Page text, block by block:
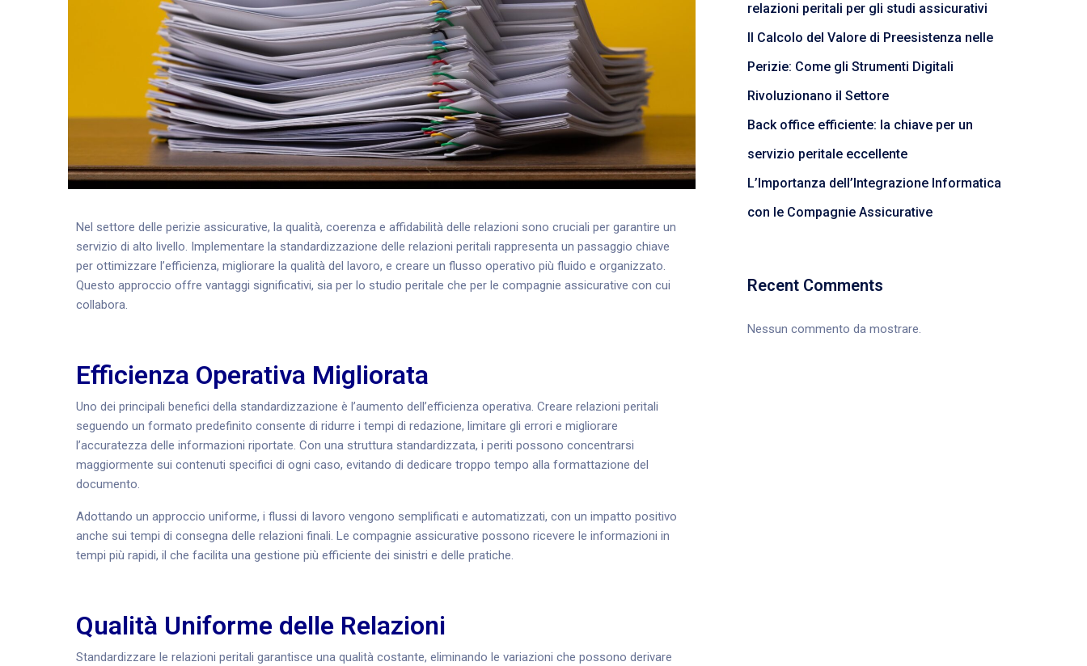
Nel settore delle perizie assicurative, la qualità, coerenza e affidabilità delle relazioni sono cruciali per garantire un
servizio di alto livello. Implementare la standardizzazione delle relazioni peritali rappresenta un passaggio chiave
per ottimizzare l’efficienza, migliorare la qualità del lavoro, e creare un flusso operativo più fluido e organizzato.
Questo approccio offre vantaggi significativi, sia per lo studio peritale che per le compagnie assicurative con cui
collabora.
Efficienza Operativa Migliorata
Uno dei principali benefici della standardizzazione è l’aumento dell’efficienza operativa. Creare relazioni peritali
seguendo un formato predefinito consente di ridurre i tempi di redazione, limitare gli errori e migliorare
l’accuratezza delle informazioni riportate. Con una struttura standardizzata, i periti possono concentrarsi
maggiormente sui contenuti specifici di ogni caso, evitando di dedicare troppo tempo alla formattazione del
documento.
Adottando un approccio uniforme, i flussi di lavoro vengono semplificati e automatizzati, con un impatto positivo
anche sui tempi di consegna delle relazioni finali. Le compagnie assicurative possono ricevere le informazioni in
tempi più rapidi, il che facilita una gestione più efficiente dei sinistri e delle pratiche.
Qualità Uniforme delle Relazioni
Standardizzare le relazioni peritali garantisce una qualità costante, eliminando le variazioni che possono derivare
relazioni peritali per gli studi assicurativi
Il Calcolo del Valore di Preesistenza nelle
Perizie: Come gli Strumenti Digitali
Rivoluzionano il Settore
Back office efficiente: la chiave per un
servizio peritale eccellente
L’Importanza dell’Integrazione Informatica
con le Compagnie Assicurative
Recent Comments
Nessun commento da mostrare.